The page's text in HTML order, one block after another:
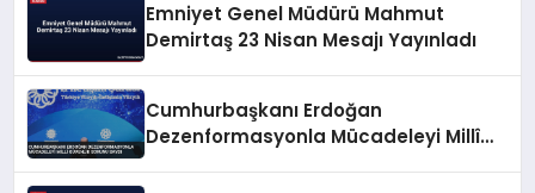
Emniyet Genel Müdürü Mahmut
Demirtaş 23 Nisan Mesajı Yayınladı
Cumhurbaşkanı Erdoğan
Dezenformasyonla Mücadeleyi Millî